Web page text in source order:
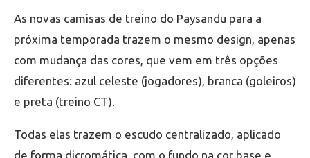
As novas camisas de treino do Paysandu para a
próxima temporada trazem o mesmo design, apenas
com mudança das cores, que vem em três opções
diferentes: azul celeste (jogadores), branca (goleiros)
e preta (treino CT).
Todas elas trazem o escudo centralizado, aplicado
de forma dicromática, com o fundo na cor base e